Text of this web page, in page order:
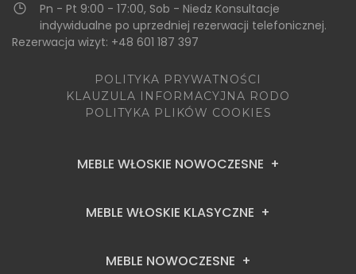
Pn - Pt 9:00 - 17:00, Sob - Niedz Konsultacje
indywidualne po uprzedniej rezerwacji telefonicznej.
Rezerwacja wizyt: +48 601 187 397
POLITYKA PRYWATNOŚCI
KLAUZULA INFORMACYJNA RODO
POLITYKA PLIKÓW COOKIES
MEBLE WŁOSKIE NOWOCZESNE
MEBLE WŁOSKIE KLASYCZNE
MEBLE NOWOCZESNE